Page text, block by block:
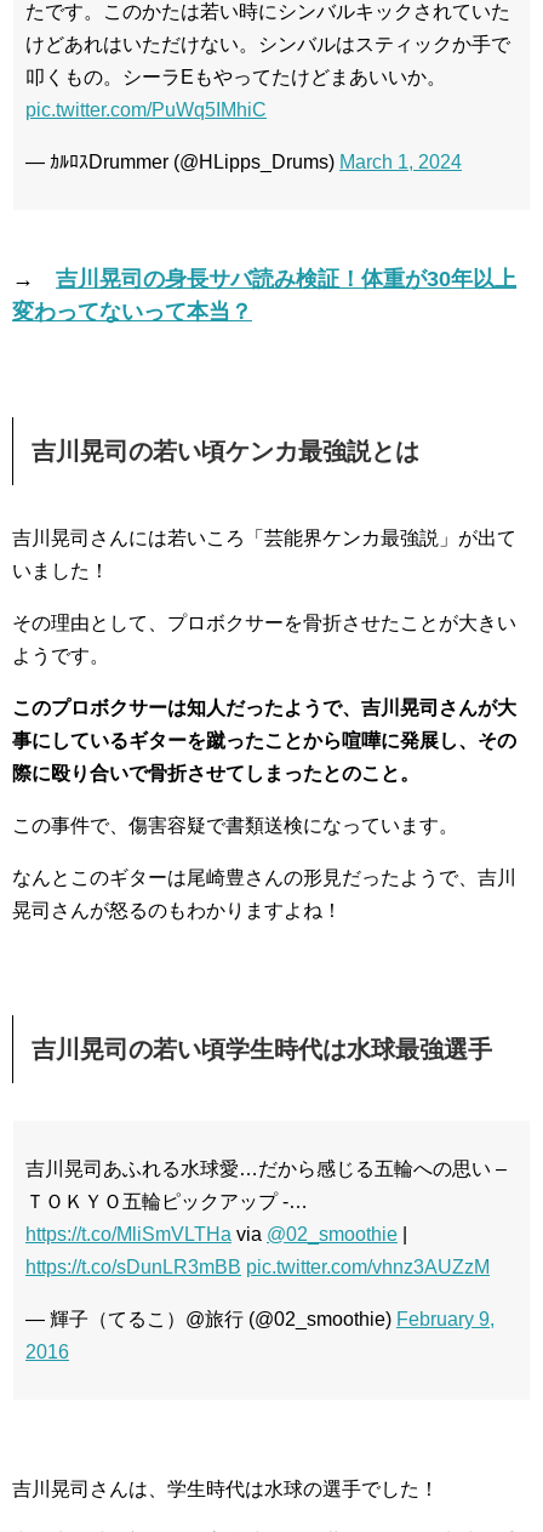
たです。このかたは若い時にシンバルキックされていた
けどあれはいただけない。シンバルはスティックか手で
叩くもの。シーラEもやってたけどまあいいか。
pic.twitter.com/PuWq5IMhiC
— ｶﾙﾛｽDrummer (@HLipps_Drums) March 1, 2024
→ 吉川晃司の身長サバ読み検証！体重が30年以上
変わってないって本当？
吉川晃司の若い頃ケンカ最強説とは
吉川晃司さんには若いころ「芸能界ケンカ最強説」が出て
いました！
その理由として、プロボクサーを骨折させたことが大きい
ようです。
このプロボクサーは知人だったようで、吉川晃司さんが大
事にしているギターを蹴ったことから喧嘩に発展し、その
際に殴り合いで骨折させてしまったとのこと。
この事件で、傷害容疑で書類送検になっています。
なんとこのギターは尾崎豊さんの形見だったようで、吉川
晃司さんが怒るのもわかりますよね！
吉川晃司の若い頃学生時代は水球最強選手
吉川晃司あふれる水球愛…だから感じる五輪への思い –
ＴＯＫＹＯ五輪ピックアップ -…
https://t.co/MliSmVLTHa via @02_smoothie
https://t.co/sDunLR3mBB pic.twitter.com/vhnz3AUZzM
— 輝子（てるこ）@旅行 (@02_smoothie) February 9,
2016
吉川晃司さんは、学生時代は水球の選手でした！